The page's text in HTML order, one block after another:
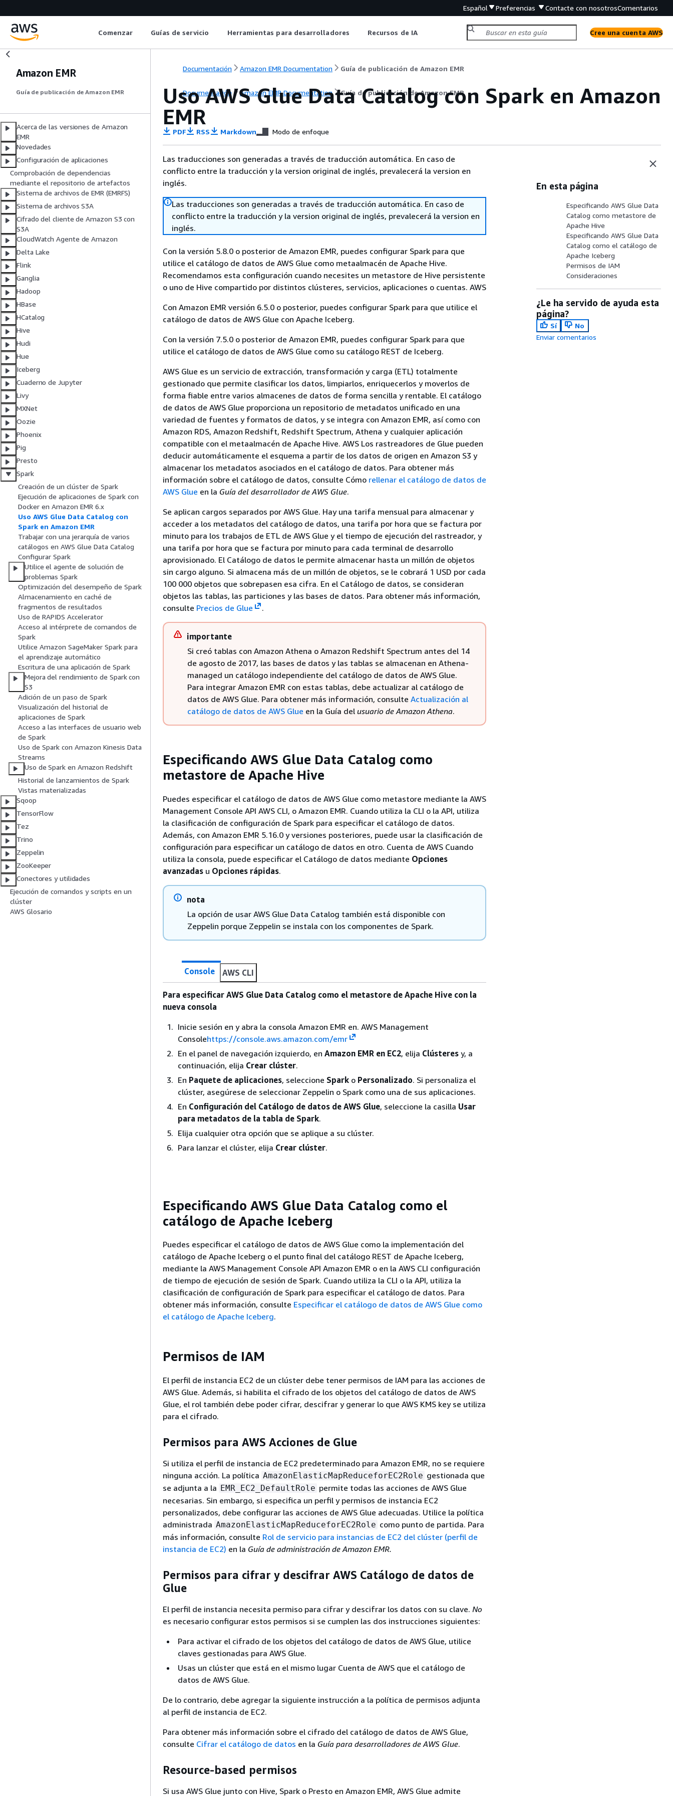
Español Preferencias Contacte con nosotrosComentarios
Comenzar Guías de servicio Herramientas para desarrolladores Recursos de IA Cree una cuenta AWS
Amazon EMR
Guía de publicación de Amazon EMR
Acerca de las versiones de Amazon
EMR
Novedades
Configuración de aplicaciones
Comprobación de dependencias
mediante el repositorio de artefactos
Sistema de archivos de EMR (EMRFS)
Sistema de archivos S3A
Cifrado del cliente de Amazon S3 con
S3A
CloudWatch Agente de Amazon
Delta Lake
Flink
Ganglia
Hadoop
HBase
HCatalog
Hive
Hudi
Hue
Iceberg
Cuaderno de Jupyter
Livy
MXNet
Oozie
Phoenix
Pig
Presto
Spark
Creación de un clúster de Spark
Ejecución de aplicaciones de Spark con
Docker en Amazon EMR 6.x
Uso AWS Glue Data Catalog con
Spark en Amazon EMR
Trabajar con una jerarquía de varios
catálogos en AWS Glue Data Catalog
Configurar Spark
Utilice el agente de solución de
problemas Spark
Optimización del desempeño de Spark
Almacenamiento en caché de
fragmentos de resultados
Uso de RAPIDS Accelerator
Acceso al intérprete de comandos de
Spark
Utilice Amazon SageMaker Spark para
el aprendizaje automático
Escritura de una aplicación de Spark
Mejora del rendimiento de Spark con
S3
Adición de un paso de Spark
Visualización del historial de
aplicaciones de Spark
Acceso a las interfaces de usuario web
de Spark
Uso de Spark con Amazon Kinesis Data
Streams
Uso de Spark en Amazon Redshift
Historial de lanzamientos de Spark
Vistas materializadas
Sqoop
TensorFlow
Tez
Trino
Zeppelin
ZooKeeper
Conectores y utilidades
Ejecución de comandos y scripts en un
clúster
AWS Glosario
Documentación Amazon EMR Documentation Guía de publicación de Amazon EMR
Documentación Amazon EMR Documentation Guía de publicación de Amazon EMR
Uso AWS Glue Data Catalog con Spark en Amazon
EMR
PDF RSS Markdown Modo de enfoque
Las traducciones son generadas a través de traducción automática. En caso de
conflicto entre la traducción y la version original de inglés, prevalecerá la version en
inglés.
Las traducciones son generadas a través de traducción automática. En caso de
conflicto entre la traducción y la version original de inglés, prevalecerá la version en
inglés.
Con la versión 5.8.0 o posterior de Amazon EMR, puedes configurar Spark para que
utilice el catálogo de datos de AWS Glue como metaalmacén de Apache Hive.
Recomendamos esta configuración cuando necesites un metastore de Hive persistente
o uno de Hive compartido por distintos clústeres, servicios, aplicaciones o cuentas. AWS
Con Amazon EMR versión 6.5.0 o posterior, puedes configurar Spark para que utilice el
catálogo de datos de AWS Glue con Apache Iceberg.
Con la versión 7.5.0 o posterior de Amazon EMR, puedes configurar Spark para que
utilice el catálogo de datos de AWS Glue como su catálogo REST de Iceberg.
AWS Glue es un servicio de extracción, transformación y carga (ETL) totalmente
gestionado que permite clasificar los datos, limpiarlos, enriquecerlos y moverlos de
forma fiable entre varios almacenes de datos de forma sencilla y rentable. El catálogo
de datos de AWS Glue proporciona un repositorio de metadatos unificado en una
variedad de fuentes y formatos de datos, y se integra con Amazon EMR, así como con
Amazon RDS, Amazon Redshift, Redshift Spectrum, Athena y cualquier aplicación
compatible con el metaalmacén de Apache Hive. AWS Los rastreadores de Glue pueden
deducir automáticamente el esquema a partir de los datos de origen en Amazon S3 y
almacenar los metadatos asociados en el catálogo de datos. Para obtener más
información sobre el catálogo de datos, consulte Cómo rellenar el catálogo de datos de
AWS Glue en la Guía del desarrollador de AWS Glue.
Se aplican cargos separados por AWS Glue. Hay una tarifa mensual para almacenar y
acceder a los metadatos del catálogo de datos, una tarifa por hora que se factura por
minuto para los trabajos de ETL de AWS Glue y el tiempo de ejecución del rastreador, y
una tarifa por hora que se factura por minuto para cada terminal de desarrollo
aprovisionado. El Catálogo de datos le permite almacenar hasta un millón de objetos
sin cargo alguno. Si almacena más de un millón de objetos, se le cobrará 1 USD por cada
100 000 objetos que sobrepasen esa cifra. En el Catálogo de datos, se consideran
objetos las tablas, las particiones y las bases de datos. Para obtener más información,
consulte Precios de Glue .
importante
Si creó tablas con Amazon Athena o Amazon Redshift Spectrum antes del 14
de agosto de 2017, las bases de datos y las tablas se almacenan en Athena-
managed un catálogo independiente del catálogo de datos de AWS Glue.
Para integrar Amazon EMR con estas tablas, debe actualizar al catálogo de
datos de AWS Glue. Para obtener más información, consulte Actualización al
catálogo de datos de AWS Glue en la Guía del usuario de Amazon Athena.
Especificando AWS Glue Data Catalog como
metastore de Apache Hive
Puedes especificar el catálogo de datos de AWS Glue como metastore mediante la AWS
Management Console API AWS CLI, o Amazon EMR. Cuando utiliza la CLI o la API, utiliza
la clasificación de configuración de Spark para especificar el catálogo de datos.
Además, con Amazon EMR 5.16.0 y versiones posteriores, puede usar la clasificación de
configuración para especificar un catálogo de datos en otro. Cuenta de AWS Cuando
utiliza la consola, puede especificar el Catálogo de datos mediante Opciones
avanzadas u Opciones rápidas.
nota
La opción de usar AWS Glue Data Catalog también está disponible con
Zeppelin porque Zeppelin se instala con los componentes de Spark.
Console AWS CLI
Para especificar AWS Glue Data Catalog como el metastore de Apache Hive con la
nueva consola
Inicie sesión en y abra la consola Amazon EMR en. AWS Management
Consolehttps://console.aws.amazon.com/emr
En el panel de navegación izquierdo, en Amazon EMR en EC2, elija Clústeres y, a
continuación, elija Crear clúster.
En Paquete de aplicaciones, seleccione Spark o Personalizado. Si personaliza el
clúster, asegúrese de seleccionar Zeppelin o Spark como una de sus aplicaciones.
En Configuración del Catálogo de datos de AWS Glue, seleccione la casilla Usar
para metadatos de la tabla de Spark.
Elija cualquier otra opción que se aplique a su clúster.
Para lanzar el clúster, elija Crear clúster.
Especificando AWS Glue Data Catalog como el
catálogo de Apache Iceberg
Puedes especificar el catálogo de datos de AWS Glue como la implementación del
catálogo de Apache Iceberg o el punto final del catálogo REST de Apache Iceberg,
mediante la AWS Management Console API Amazon EMR o en la AWS CLI configuración
de tiempo de ejecución de sesión de Spark. Cuando utiliza la CLI o la API, utiliza la
clasificación de configuración de Spark para especificar el catálogo de datos. Para
obtener más información, consulte Especificar el catálogo de datos de AWS Glue como
el catálogo de Apache Iceberg.
Permisos de IAM
El perfil de instancia EC2 de un clúster debe tener permisos de IAM para las acciones de
AWS Glue. Además, si habilita el cifrado de los objetos del catálogo de datos de AWS
Glue, el rol también debe poder cifrar, descifrar y generar lo que AWS KMS key se utiliza
para el cifrado.
Permisos para AWS Acciones de Glue
Si utiliza el perfil de instancia de EC2 predeterminado para Amazon EMR, no se requiere
ninguna acción. La política AmazonElasticMapReduceforEC2Role gestionada que
se adjunta a la EMR_EC2_DefaultRole permite todas las acciones de AWS Glue
necesarias. Sin embargo, si especifica un perfil y permisos de instancia EC2
personalizados, debe configurar las acciones de AWS Glue adecuadas. Utilice la política
administrada AmazonElasticMapReduceforEC2Role como punto de partida. Para
más información, consulte Rol de servicio para instancias de EC2 del clúster (perfil de
instancia de EC2) en la Guía de administración de Amazon EMR.
Permisos para cifrar y descifrar AWS Catálogo de datos de
Glue
El perfil de instancia necesita permiso para cifrar y descifrar los datos con su clave. No
es necesario configurar estos permisos si se cumplen las dos instrucciones siguientes:
Para activar el cifrado de los objetos del catálogo de datos de AWS Glue, utilice
claves gestionadas para AWS Glue.
Usas un clúster que está en el mismo lugar Cuenta de AWS que el catálogo de
datos de AWS Glue.
De lo contrario, debe agregar la siguiente instrucción a la política de permisos adjunta
al perfil de instancia de EC2.
Para obtener más información sobre el cifrado del catálogo de datos de AWS Glue,
consulte Cifrar el catálogo de datos en la Guía para desarrolladores de AWS Glue.
Resource-based permisos
Si usa AWS Glue junto con Hive, Spark o Presto en Amazon EMR, AWS Glue admite
En esta página
Especificando AWS Glue Data
Catalog como metastore de
Apache Hive
Especificando AWS Glue Data
Catalog como el catálogo de
Apache Iceberg
Permisos de IAM
Consideraciones
¿Le ha servido de ayuda esta
página?
Sí
No
Enviar comentarios